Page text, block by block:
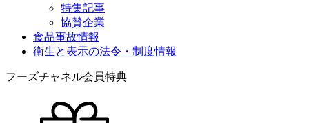
特集記事
協賛企業
食品事故情報
衛生と表示の法令・制度情報
フーズチャネル会員特典